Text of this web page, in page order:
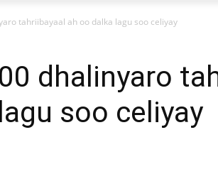
tahriibayaal ah oo dalka lagu soo celiyay
dhalinyaro
soo celiyay